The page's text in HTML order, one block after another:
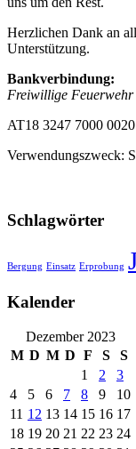
Herzlichen Dank an
Unterstützung.
Bankverbindung:
Freiwillige Feuerwehr
AT18 3247 7000
Verwendungszweck:
Schlagwörter
Bergung Einsatz Erprobung
Kalender
Dezember 2023
M D M D F S
S
1
2
3
4
5 6 7 8 9
10
11 12 13 14 15 16 17
18 19 20 21 22 23 24